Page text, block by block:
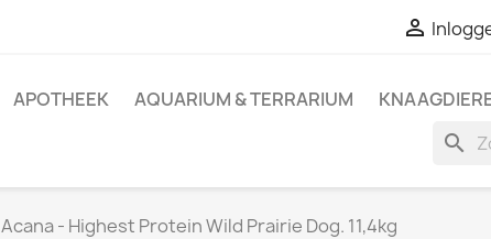

APOTHEEK AQUARIUM & TERRARIUM
search
Acana - Highest Protein Wild Prairie Dog. 11,4kg